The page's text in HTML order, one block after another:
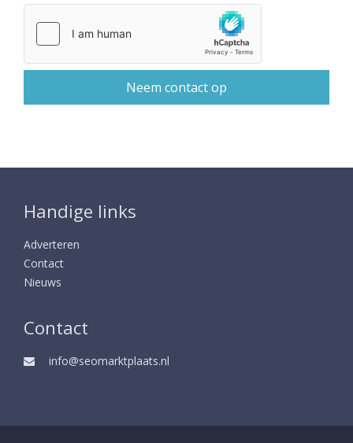
Handige links
Adverteren
Contact
Nieuws
Contact
info@seomarktplaats.nl